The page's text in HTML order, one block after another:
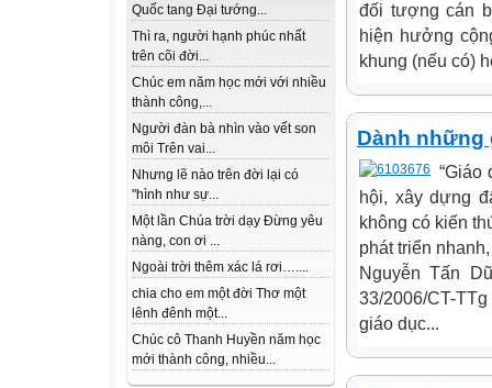
Quốc tang Đại tướng...
Thì ra, người hạnh phúc nhất
trên cõi đời...
Chúc em năm học mới với nhiều
thành công,...
Người đàn bà nhìn vào vết son
môi Trên vai...
Nhưng lẽ nào trên đời lại có
"hình như sự...
Một lần Chúa trời dạy Đừng yêu
nàng, con ơi ...
Ngoài trời thêm xác lá rơi…....
chia cho em một đời Thơ một
lênh đênh một...
Chúc cô Thanh Huyền năm học
mới thành công, nhiều...
đối tượng cán
hiện hưởng
khung (nếu có)
Dành những
“Giáo
hội, xây dựng
không có kiến
phát triển
Nguyễn Tấn
33/2006/CT-
giáo dục...